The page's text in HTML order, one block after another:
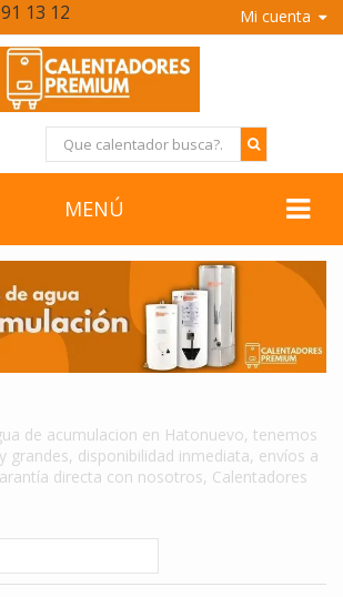
Mi cuenta
13 12
MENÚ
de acumulacion en Hatonuevo, tenemos
grandes, disponibilidad inmediata, envíos a
directa con nosotros, Calentadores